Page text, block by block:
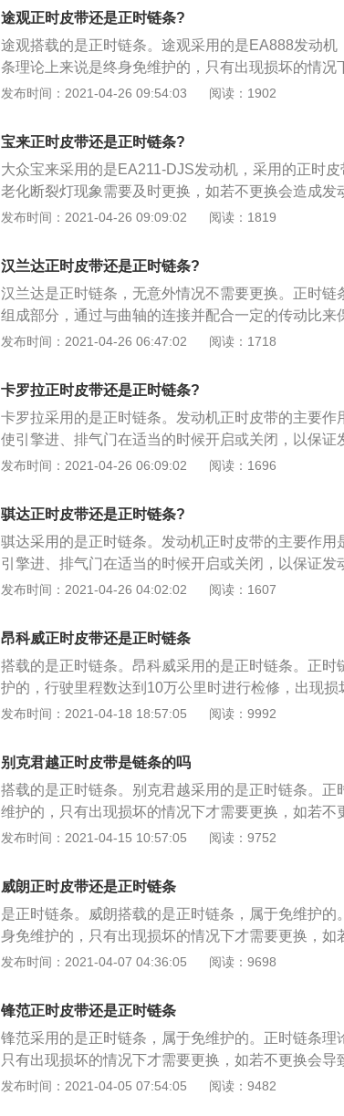
正时皮带的十分之一；4、正时链条就是发动机正时
是驱动发动机的配气机构，上连接是发动机气缸盖的
轮，以便发动机进气门和排气门在适当的时候打开或
体”。近些年采用的车型比较多，正时链条的优点是
果链条和导链板磨损过大也需要维修更换，而且由于
供张力的，如果机油压力不足就可能造成发动机损坏
点，维修起来比较麻烦，而且成本还很高；6、从现
都是倾向使用链条的，因为链条确实耐用性好得多，
车子用的正时皮带，必须按时去换，不要觉得还能够
条相比较起来就非常省心了，不用想着什么时候该更
开到报废也不会断。但是它也有一个非常明显的缺点
长，或者是行驶的公里数比较多了之后，链条就会发
更换这种链条的话，可能就需要几千块钱；3、而对
会增加制作成本，因为链条首先需要比较精密的技术
现在很多车子上都是采用的正时链条。虽然说这种正
在保养的时候也应该注意。
途观正时皮带还是正时链条?
途观搭载的是正时链条。途观采用的是EA888发动机
条理论上来说是终身免维护的，只有出现损坏的情况
会导致发动机报废。以下是正时链条的更换步骤：1
固定镙丝拧上，固定住曲轴；2、转动进排气凸轮轴
根凸轮轴凹槽平衡对齐，将专用工具卡进去；3、拆
皮带轮也是没有滑键的，安装时，皮带轮上面有一个
凹槽里；4、曲轴位置传感器是可以调整的，安装时
报故障码；曲轴链轮与皮带轮都是自由转动的。
发布时间：2021-04-26 09:54:03 阅读：1902
宝来正时皮带还是正时链条?
大众宝来采用的是EA211-DJS发动机，采用的正时
老化断裂灯现象需要及时更换，如若不更换会造成发
致发动机报废。以下是正时皮带的更换步骤：1、将
镙丝拧上，固定住曲轴；2、转动进排气凸轮轴，凸
轮轴凹槽平衡对齐，将专用工具卡进去；3、拆下旧
轮也是没有滑键的，安装时，皮带轮上面有一个圆孔
里；4、曲轴位置传感器是可以调整的，安装时要不
障码；曲轴链轮与皮带轮都是自由转动的。
发布时间：2021-04-26 09:09:02 阅读：1819
汉兰达正时皮带还是正时链条?
汉兰达是正时链条，无意外情况不需要更换。正时链
组成部分，通过与曲轴的连接并配合一定的传动比来
正时链条的安装方法如下：1、将凸轮轴正时齿轮的
齿轮、水泵皮带轮、惰轮、凸轮轴正时齿轮和滑轮；
1\/2圈，将自动张紧器推杆压缩到最低位置用钢真插
轮，逆时针旋转使滑轮两调整孔与地面平行，锁紧
时针旋转曲轴2圈，检查正时记号是否正确对准；6
外下罩，正时皮带外上罩；7、装回发电机，空调压
发布时间：2021-04-26 06:47:02 阅读：1718
卡罗拉正时皮带还是正时链条?
卡罗拉采用的是正时链条。发动机正时皮带的主要作
使引擎进、排气门在适当的时候开启或关闭，以保证
和排气。以下是正时皮带的更换步骤：1、将气门室
拧上，固定住曲轴；2、转动进排气凸轮轴，凸轮轴
凹槽平衡对齐，将专用工具卡进去；3、拆下旧链条
是没有滑键的，安装时，皮带轮上面有一个圆孔，对
4、曲轴位置传感器是可以调整的，安装时要不间隙
码；曲轴链轮与皮带轮都是自由转动的。
发布时间：2021-04-26 06:09:02 阅读：1696
骐达正时皮带还是正时链条?
骐达采用的是正时链条。发动机正时皮带的主要作用
引擎进、排气门在适当的时候开启或关闭，以保证发
排气。以下是正时皮带的更换步骤：1、将气门室盖
上，固定住曲轴；2、转动进排气凸轮轴，凸轮轴后
槽平衡对齐，将专用工具卡进去；3、拆下旧链条装
没有滑键的，安装时，皮带轮上面有一个圆孔，对正
4、曲轴位置传感器是可以调整的，安装时要不间隙
码；曲轴链轮与皮带轮都是自由转动的。
发布时间：2021-04-26 04:02:02 阅读：1607
昂科威正时皮带还是正时链条
搭载的是正时链条。昂科威采用的是正时链条。正时
护的，行驶里程数达到10万公里时进行检修，出现
若不更换会导致发动机报废。以下是正时链条的更换
点，将曲轴固定镙丝拧上，固定住曲轴； 2、转动进
凹槽，将两根凸轮轴凹槽平衡对齐，将专用工具卡进
链条。曲轴皮带轮也是没有滑键的，安装时，皮带轮
外壳上面的凹槽里；4、曲轴位置传感器是可以调整
位，不然会报故障码；曲轴链轮与皮带轮都是自由转
发布时间：2021-04-18 18:57:05 阅读：9992
别克君越正时皮带是链条的吗
搭载的是正时链条。别克君越采用的是正时链条。正
维护的，只有出现损坏的情况下才需要更换，如若不
下是正时链条的更换步骤： 1、将气门室盖拆开，曲
曲轴； 2、转动进排气凸轮轴，凸轮轴后端有凹槽，
齐，将专用工具卡进去； 3、拆下旧链条装上新链条
的，安装时，皮带轮上面有一个圆孔，对正链条外壳
置传感器是可以调整的，安装时要不间隙调整到位，
与皮带轮都是自由转动的。 是正时链条。 (出自
发布时间：2021-04-15 10:57:05 阅读：9752
威朗正时皮带还是正时链条
是正时链条。威朗搭载的是正时链条，属于免维护的
身免维护的，只有出现损坏的情况下才需要更换，如
废。以下是正时链条的更换步骤： 1、将气门室盖拆
固定住曲轴； 2、转动进排气凸轮轴，凸轮轴后端有
衡对齐，将专用工具卡进去； 3、拆下旧链条装上新
滑键的，安装时，皮带轮上面有一个圆孔，对正链条
轴位置传感器是可以调整的，安装时要不间隙调整到
链轮与皮带轮都是自由转动的。
发布时间：2021-04-07 04:36:05 阅读：9698
锋范正时皮带还是正时链条
锋范采用的是正时链条，属于免维护的。正时链条理
只有出现损坏的情况下才需要更换，如若不更换会
链条的更换步骤： 1、将气门室盖拆开，曲轴皮带轮
发布时间：2021-04-05 07:54:05 阅读：9482